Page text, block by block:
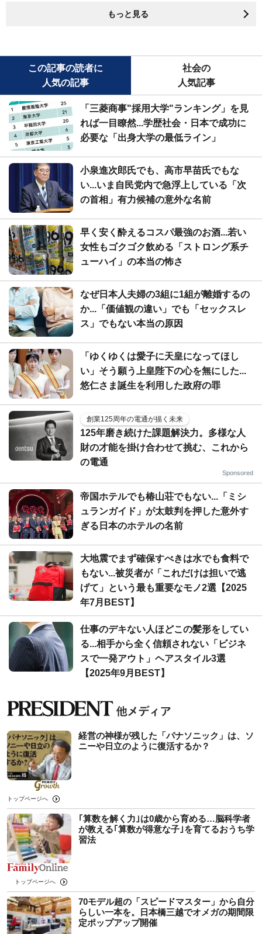
もっと見る
この記事の読者に
人気の記事
社会の
人気記事
「三菱商事"採用大学"ランキング」を見
れば一目瞭然...学歴社会・日本で成功に
必要な「出身大学の最低ライン」
小泉進次郎氏でも、高市早苗氏でもな
い...いま自民党内で急浮上している「次
の首相」有力候補の意外な名前
早く安く酔えるコスパ最強のお酒...若い
女性もゴクゴク飲める「ストロング系チ
ューハイ」の本当の怖さ
なぜ日本人夫婦の3組に1組が離婚するの
か...「価値観の違い」でも「セックスレ
ス」でもない本当の原因
「ゆくゆくは愛子に天皇になってほし
い」そう願う上皇陛下の心を無にした...
悠仁さま誕生を利用した政府の罪
創業125周年の電通が描く未来
125年磨き続けた課題解決力。多様な人
財の才能を掛け合わせて挑む、これから
の電通
Sponsored
帝国ホテルでも椿山荘でもない...「ミシ
ュランガイド」が太鼓判を押した意外す
ぎる日本のホテルの名前
大地震でまず確保すべきは水でも食料で
もない...被災者が「これだけは担いで逃
げて」という最も重要なモノ2選【2025
年7月BEST】
仕事のデキない人ほどこの髪形をしてい
る...相手から全く信頼されない「ビジネ
スで一発アウト」ヘアスタイル3選
【2025年9月BEST】
経営の神様が残した「パナソニック」は、ソ
ニーや日立のように復活するか？
トップページへ
｢算数を解く力｣は0歳から育める…脳科学者
が教える｢算数が得意な子｣を育てるおうち学
習法
トップページへ
70モデル超の「スピードマスター」から自分
らしい一本を。日本橋三越でオメガの期間限
定ポップアップ開催